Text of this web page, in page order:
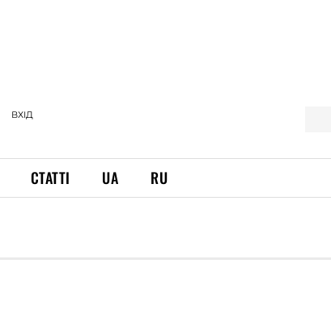
ВХІД
СТАТТІ UA RU